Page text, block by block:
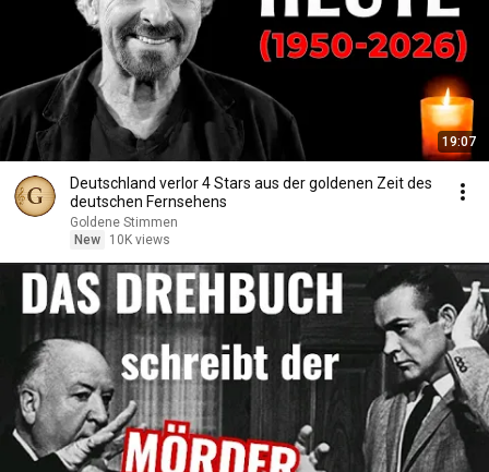
19:07
Deutschland verlor 4 Stars aus der goldenen Zeit des
deutschen Fernsehens
Goldene Stimmen
New
10K views